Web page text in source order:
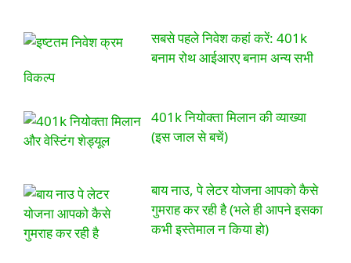
सबसे पहले निवेश कहां करें: 401k
बनाम रोथ आईआरए बनाम अन्य सभी
विकल्प
401k नियोक्ता मिलान की व्याख्या
(इस जाल से बचें)
बाय नाउ, पे लेटर योजना आपको कैसे
गुमराह कर रही है (भले ही आपने इसका
कभी इस्तेमाल न किया हो)